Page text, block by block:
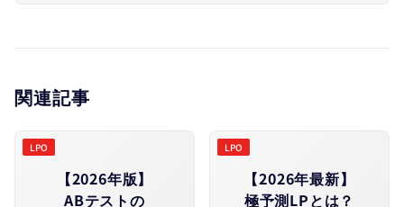
関連記事
【2026年版】
ABテストの​
LPO
【2026年最新】
極予測LPとは？​
LPO